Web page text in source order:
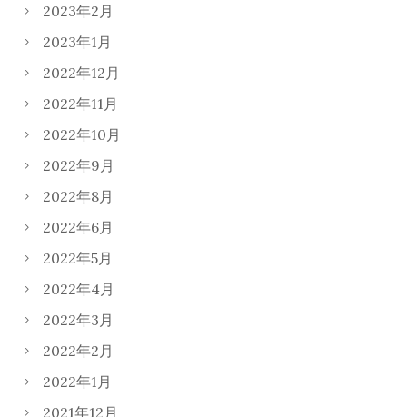
2023年2月
2023年1月
2022年12月
2022年11月
2022年10月
2022年9月
2022年8月
2022年6月
2022年5月
2022年4月
2022年3月
2022年2月
2022年1月
2021年12月